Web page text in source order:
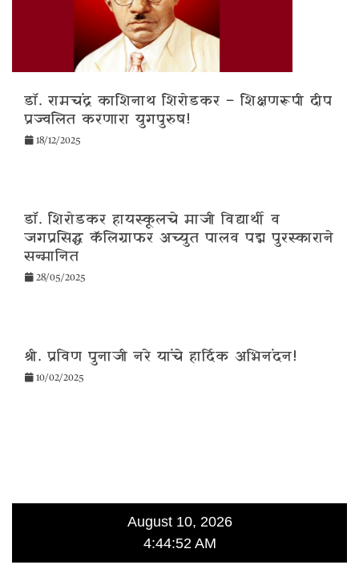
डॉ. रामचंद्र काशिनाथ शिरोडकर – शिक्षणरूपी दीप
प्रज्वलित करणारा युगपुरुष!
18/12/2025
डॉ. शिरोडकर हायस्कूलचे माजी विद्यार्थी व
जगप्रसिद्ध कॅलिग्राफर अच्युत पालव पद्म पुरस्काराने
सन्मानित
28/05/2025
श्री. प्रविण पुनाजी नरे यांचे हार्दिक अभिनंदन!
10/02/2025
August 10, 2026
4:44:52 AM